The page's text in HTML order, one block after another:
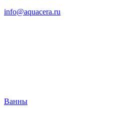
info@aquacera.ru
Ванны